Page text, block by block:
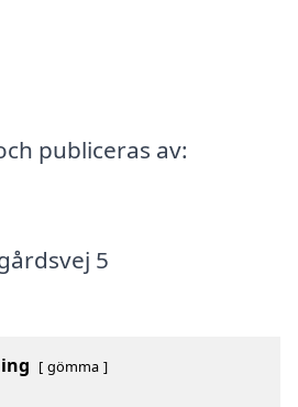
publiceras av:
5
gömma